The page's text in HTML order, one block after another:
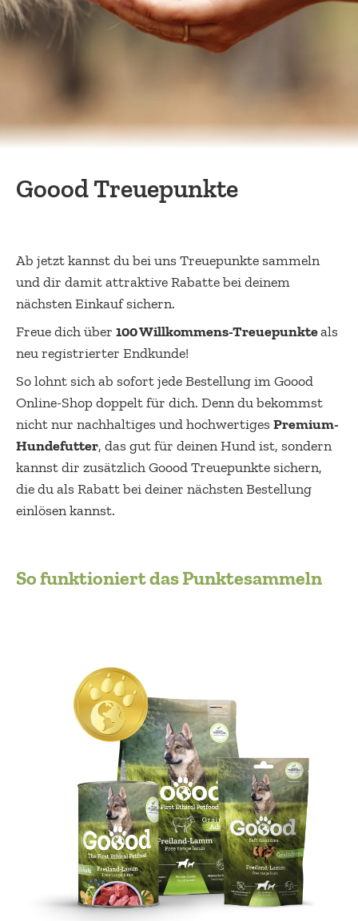
Goood Treuepunkte
Ab jetzt kannst du bei uns Treuepunkte sammeln
und dir damit attraktive Rabatte bei deinem
nächsten Einkauf sichern.
Freue dich über 100 Willkommens-Treuepunkteals
neu registrierter Endkunde!
So lohnt sich ab sofort jede Bestellung im Goood
Online-Shop doppelt für dich. Denn du bekommst
nicht nur nachhaltiges und hochwertiges Premium-
Hundefutter, das gut für deinen Hund ist, sondern
kannst dir zusätzlich Goood Treuepunkte sichern,
die du als Rabatt bei deiner nächsten Bestellung
einlösen kannst.
So funktioniert das Punktesammeln